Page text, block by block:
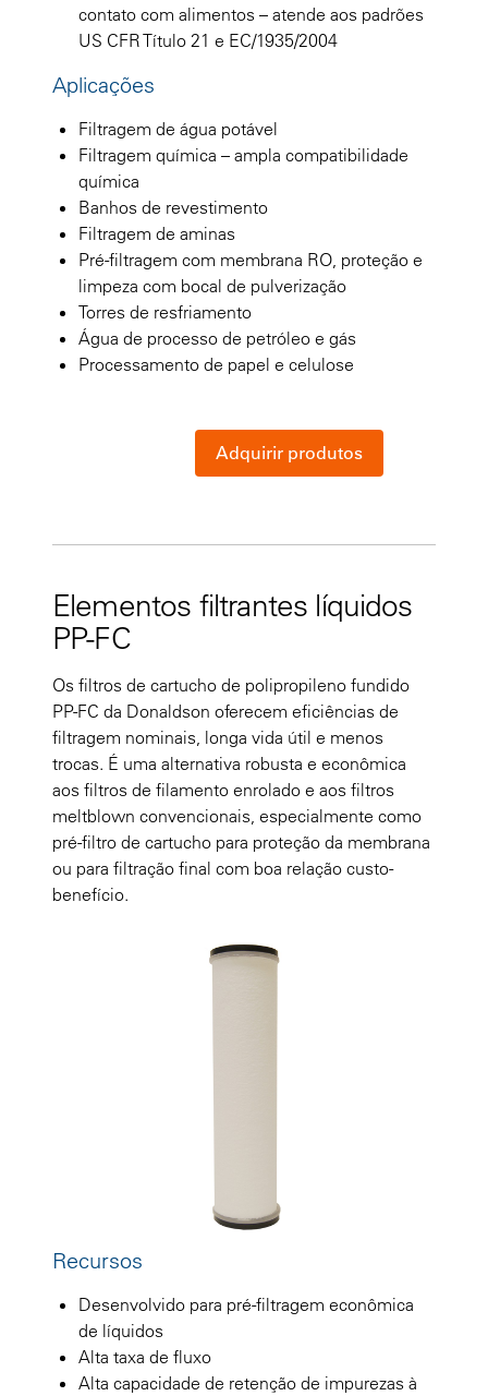
contato com alimentos – atende aos padrões
US CFR Título 21 e EC/1935/2004
Aplicações
Filtragem de água potável
Filtragem química – ampla compatibilidade
química
Banhos de revestimento
Filtragem de aminas
Pré-filtragem com membrana RO, proteção e
limpeza com bocal de pulverização
Torres de resfriamento
Água de processo de petróleo e gás
Processamento de papel e celulose
Adquirir produtos
Elementos filtrantes líquidos
PP-FC
Os filtros de cartucho de polipropileno fundido
PP-FC da Donaldson oferecem eficiências de
filtragem nominais, longa vida útil e menos
trocas. É uma alternativa robusta e econômica
aos filtros de filamento enrolado e aos filtros
meltblown convencionais, especialmente como
pré-filtro de cartucho para proteção da membrana
ou para filtração final com boa relação custo-
benefício.
Recursos
Desenvolvido para pré-filtragem econômica
de líquidos
Alta taxa de fluxo
Alta capacidade de retenção de impurezas à